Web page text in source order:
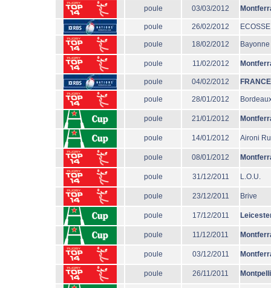
poule 03/03/2012
poule 26/02/2012 ECOSSE
poule 18/02/2012 Bayonne
poule 11/02/2012
poule 04/02/2012 FRANCE
poule 28/01/2012
poule 21/01/2012
poule 14/01/2012 Aironi
poule 08/01/2012
poule 31/12/2011 L.O.U.
poule 23/12/2011 Brive
poule 17/12/2011
poule 11/12/2011
poule 03/12/2011
poule 26/11/2011